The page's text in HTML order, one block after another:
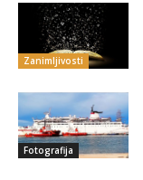
Zanimljivosti
Fotografija